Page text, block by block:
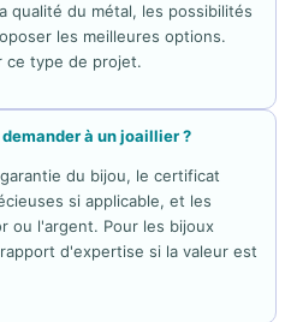
qualité du métal, les possibilités
les meilleures options.
ce type de projet.
à un joaillier ?
du bijou, le certificat
si applicable, et les
ou l'argent. Pour les bijoux
d'expertise si la valeur est